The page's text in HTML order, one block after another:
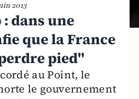
2013
dans une
que la France
pied"
au Point, le
le gouvernement